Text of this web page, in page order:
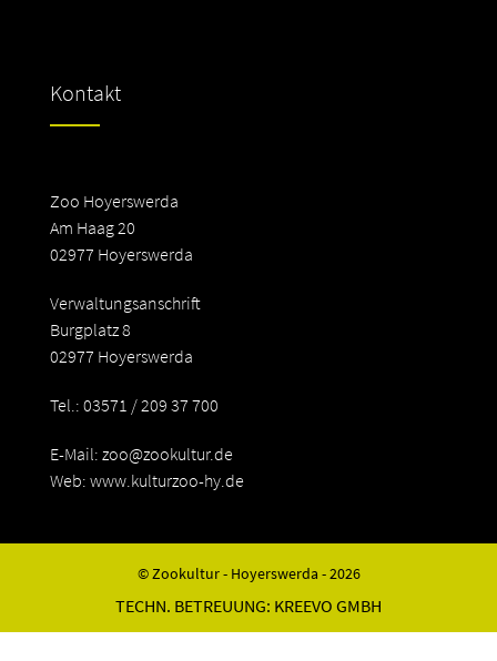
Kontakt
Zoo Hoyerswerda
Am Haag 20
02977 Hoyerswerda
Verwaltungsanschrift
Burgplatz 8
02977 Hoyerswerda
Tel.: 03571 / 209 37 700
E-Mail: zoo@zookultur.de
Web: www.kulturzoo-hy.de
© Zookultur - Hoyerswerda - 2026
TECHN. BETREUUNG: KREEVO GMBH